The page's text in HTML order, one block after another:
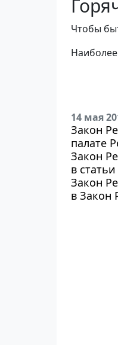
Чтобы
14 мая
Закон
палате
Закон
в
Закон
в Закон